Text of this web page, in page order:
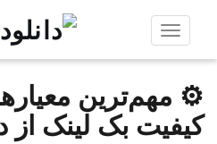
Toggle
⚙️ مهم‌ترین
کیفیت بک لینک از